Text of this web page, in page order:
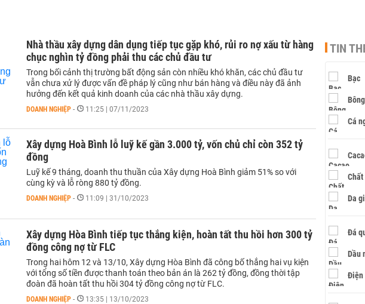
Nhà thầu xây dựng dân dụng tiếp tục gặp khó, rủi ro nợ xấu từ hàng
chục nghìn tỷ đồng phải thu các chủ đầu tư
Trong bối cảnh thị trường bất động sản còn nhiều khó khăn, các chủ đầu tư
vẫn chưa xử lý được vấn đề pháp lý cũng như bán hàng và điều này đã ảnh
hưởng đến kết quả kinh doanh của các nhà thầu xây dựng.
DOANH NGHIỆP - 11:25 | 07/11/2023
Xây dựng Hoà Bình lỗ luỹ kế gần 3.000 tỷ, vốn chủ chỉ còn 352 tỷ
đồng
Luỹ kế 9 tháng, doanh thu thuần của Xây dựng Hoà Bình giảm 51% so với
cùng kỳ và lỗ ròng 880 tỷ đồng.
DOANH NGHIỆP - 11:09 | 31/10/2023
Xây dựng Hòa Bình tiếp tục thắng kiện, hoàn tất thu hồi hơn 300 tỷ
đồng công nợ từ FLC
Trong hai hôm 12 và 13/10, Xây dựng Hòa Bình đã công bố thắng hai vụ kiện
với tổng số tiền được thanh toán theo bản án là 262 tỷ đồng, đồng thời tập
đoàn đã hoàn tất thu hồi 304 tỷ đồng công nợ từ FLC.
DOANH NGHIỆP - 13:35 | 13/10/2023
TIN
Bạc
Cá
Chất
Da
Đá
Dầu
Điện